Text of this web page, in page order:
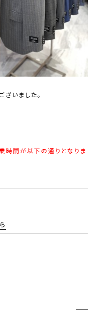
いました。
時間が以下の通りとなりま